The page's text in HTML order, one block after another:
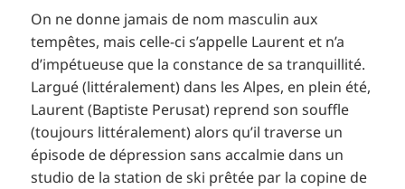
On ne donne jamais de nom masculin aux
tempêtes, mais celle-ci s’appelle Laurent et n’a
d’impétueuse que la constance de sa tranquillité.
Largué (littéralement) dans les Alpes, en plein été,
Laurent (Baptiste Perusat) reprend son souffle
(toujours littéralement) alors qu’il traverse un
épisode de dépression sans accalmie dans un
studio de la station de ski prêtée par la copine de